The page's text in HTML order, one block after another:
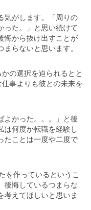
気がします。「周りの
った。」と思い続けて
悔から抜け出すことが
らないと思います。
の選択を迫られるとと
事よりも彼との未来を
よかった。。。」と後
何度か転職を経験し
たことは一度や二度で
を作っているというこ
後悔しているつまらな
考えてほしいと思いま